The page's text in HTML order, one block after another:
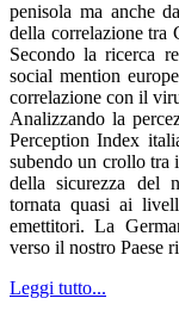
penisola ma anche
della correlazione tra
Secondo la ricerca
social mention
correlazione con il
Analizzando la
Perception Index
subendo un crollo tra
della sicurezza del
tornata quasi ai
emettitori.La
verso il nostro Paese
Leggi tutto...